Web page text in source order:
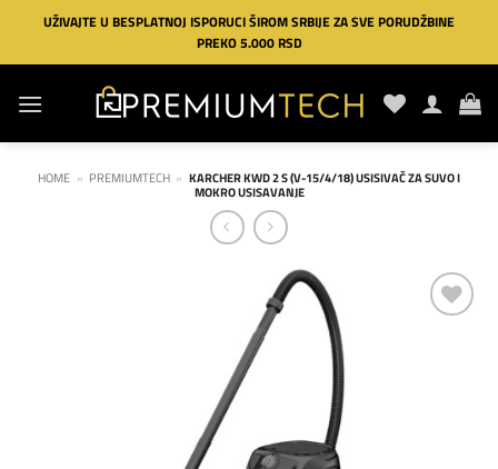
Preskoči
sadržaj
UŽIVAJTE U BESPLATNOJ ISPORUCI ŠIROM SRBIJE ZA SVE PORUDŽBINE
PREKO 5.000 RSD
HOME » PREMIUMTECH » KARCHER KWD 2 S (V-15/4/18) USISIVAČ ZA SUVO I
MOKRO USISAVANJE